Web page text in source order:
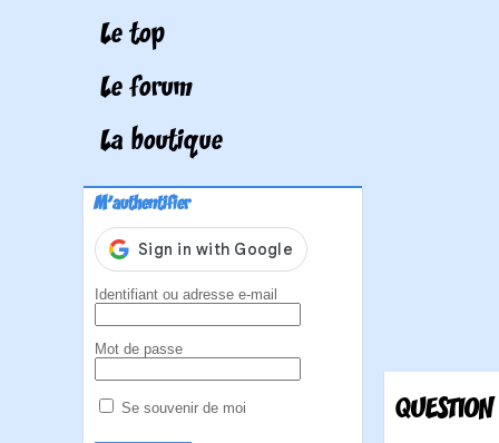
Le top
Le forum
La boutique
M'authentifier
Identifiant ou adresse e-mail
Mot de passe
Se souvenir de moi QUESTION